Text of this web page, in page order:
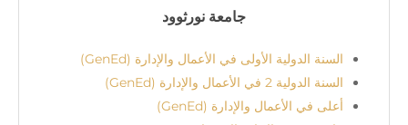
جامعة نورثوود
السنة الدولية الأولى في الأعمال والإدارة (GenEd)
السنة الدولية 2 في الأعمال والإدارة (GenEd)
أعلى في الأعمال والإدارة (GenEd)